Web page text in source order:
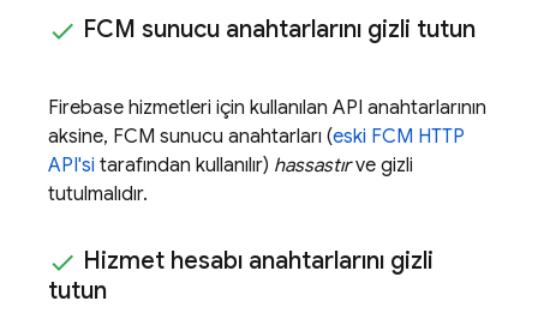
FCM sunucu anahtarlarını gizli tutun
Firebase hizmetleri için kullanılan API anahtarlarının
aksine, FCM sunucu anahtarları (eski FCM HTTP
API'si tarafından kullanılır) hassastırve gizli
tutulmalıdır.
Hizmet hesabı anahtarlarını gizli
tutun